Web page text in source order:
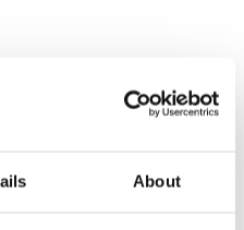
About
että ruotsiksi, valitse itse